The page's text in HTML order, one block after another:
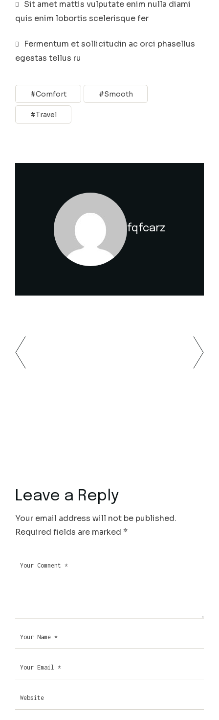
Sit amet mattis vulputate enim nulla diami
quis enim lobortis scelerisque fer
Fermentum et sollicitudin ac orci phasellus
egestas tellus ru
Comfort Smooth
Travel
fqfcarz
Leave a Reply
Your email address will not be published.
Required fields are marked*